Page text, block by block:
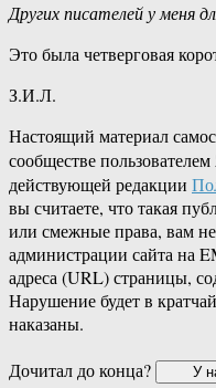
Других писателей у меня
Это была четверговая
З.И.Л.
Настоящий материал
сообществе пользователем
действующей редакции
вы считаете, что такая
или смежные права, вам
администрации сайта на
адреса (URL) страницы,
Нарушение будет в
наказаны.
Дочитал до конца?